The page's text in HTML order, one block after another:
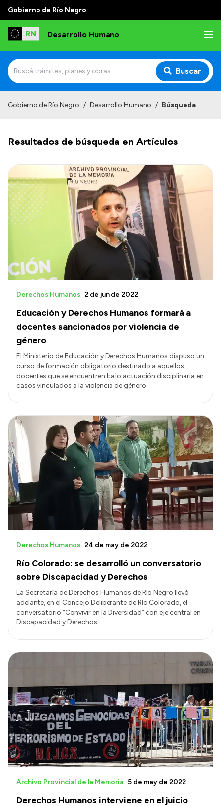
Gobierno de Río Negro
Desarrollo Humano
Buscar
Misión
Autoridades
Delegaciones
Normativa
Presupuesto
Boletín Oficial
Compras y licitaciones
Consulta de pago a proveedores
Convocatorias
Intranet
Login
Gobierno de Río Negro / Desarrollo Humano / Búsqueda
Resultados de búsqueda en Artículos
Educación y Derechos Humanos formará a
docentes sancionados por violencia de
género
Derechos Humanos 2 de jun de 2022
El Ministerio de Educación y Derechos Humanos dispuso un
curso de formación obligatorio destinado a aquellos
docentes que se encuentren bajo actuación disciplinaria en
casos vinculados a la violencia de género.
Río Colorado: se desarrolló un conversatorio
sobre Discapacidad y Derechos
Derechos Humanos 24 de may de 2022
La Secretaría de Derechos Humanos de Río Negro llevó
adelante, en el Concejo Deliberante de Río Colorado, el
conversatorio “Convivir en la Diversidad” con eje central en
Discapacidad y Derechos.
Derechos Humanos interviene en el juicio
Archivo Provincial de la Memoria 5 de may de 2022